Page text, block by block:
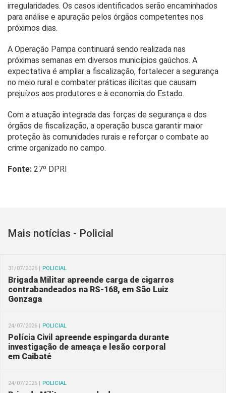
irregularidades. Os casos identificados serão encaminhados
para análise e apuração pelos órgãos competentes nos
próximos dias.
A Operação Pampa continuará sendo realizada nas
próximas semanas em diversos municípios gaúchos. A
expectativa é ampliar a fiscalização, fortalecer a segurança
no meio rural e combater práticas ilícitas que causam
prejuízos aos produtores e à economia do Estado.
Com a atuação integrada das forças de segurança e dos
órgãos de fiscalização, a operação busca garantir maior
proteção às comunidades rurais e reforçar o combate ao
crime organizado no campo.
Fonte: 27º DPRI
Mais notícias - Policial
31/07/2026 | POLICIAL
Brigada Militar apreende carga de cigarros
contrabandeados na RS-168, em São Luiz
Gonzaga
24/07/2026 | POLICIAL
Polícia Civil apreende espingarda durante
investigação de ameaça e lesão corporal
em Caibaté
24/07/2026 | POLICIAL